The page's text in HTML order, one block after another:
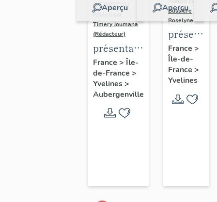
Aperçu
IA78002210 |
Réalisé par
Timery Joumana
(Rédacteur)
présentation
de l'étude
d'Elisabethville
France > Île-
de-France >
Yvelines>
Aubergenville
Aperçu
Bussière
Roselyne
du
diagnostic
et
France >
Île-de-
France >
Yvelines